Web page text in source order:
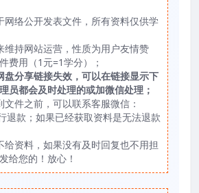
网络公开发表文件，所有资料仅供学
维持网站运营，性质为用户友情赞
费用（1元=1学分）；
盘分享链接失效，可以在链接显示下
员都会及时处理的或加微信处理；
文件之前，可以联系客服微信：
退款；如果已经获取资料是无法退款
给资料，如果没有及时回复也不用担
给您的！放心！